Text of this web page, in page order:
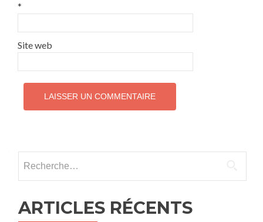
*
Site web
ARTICLES RÉCENTS